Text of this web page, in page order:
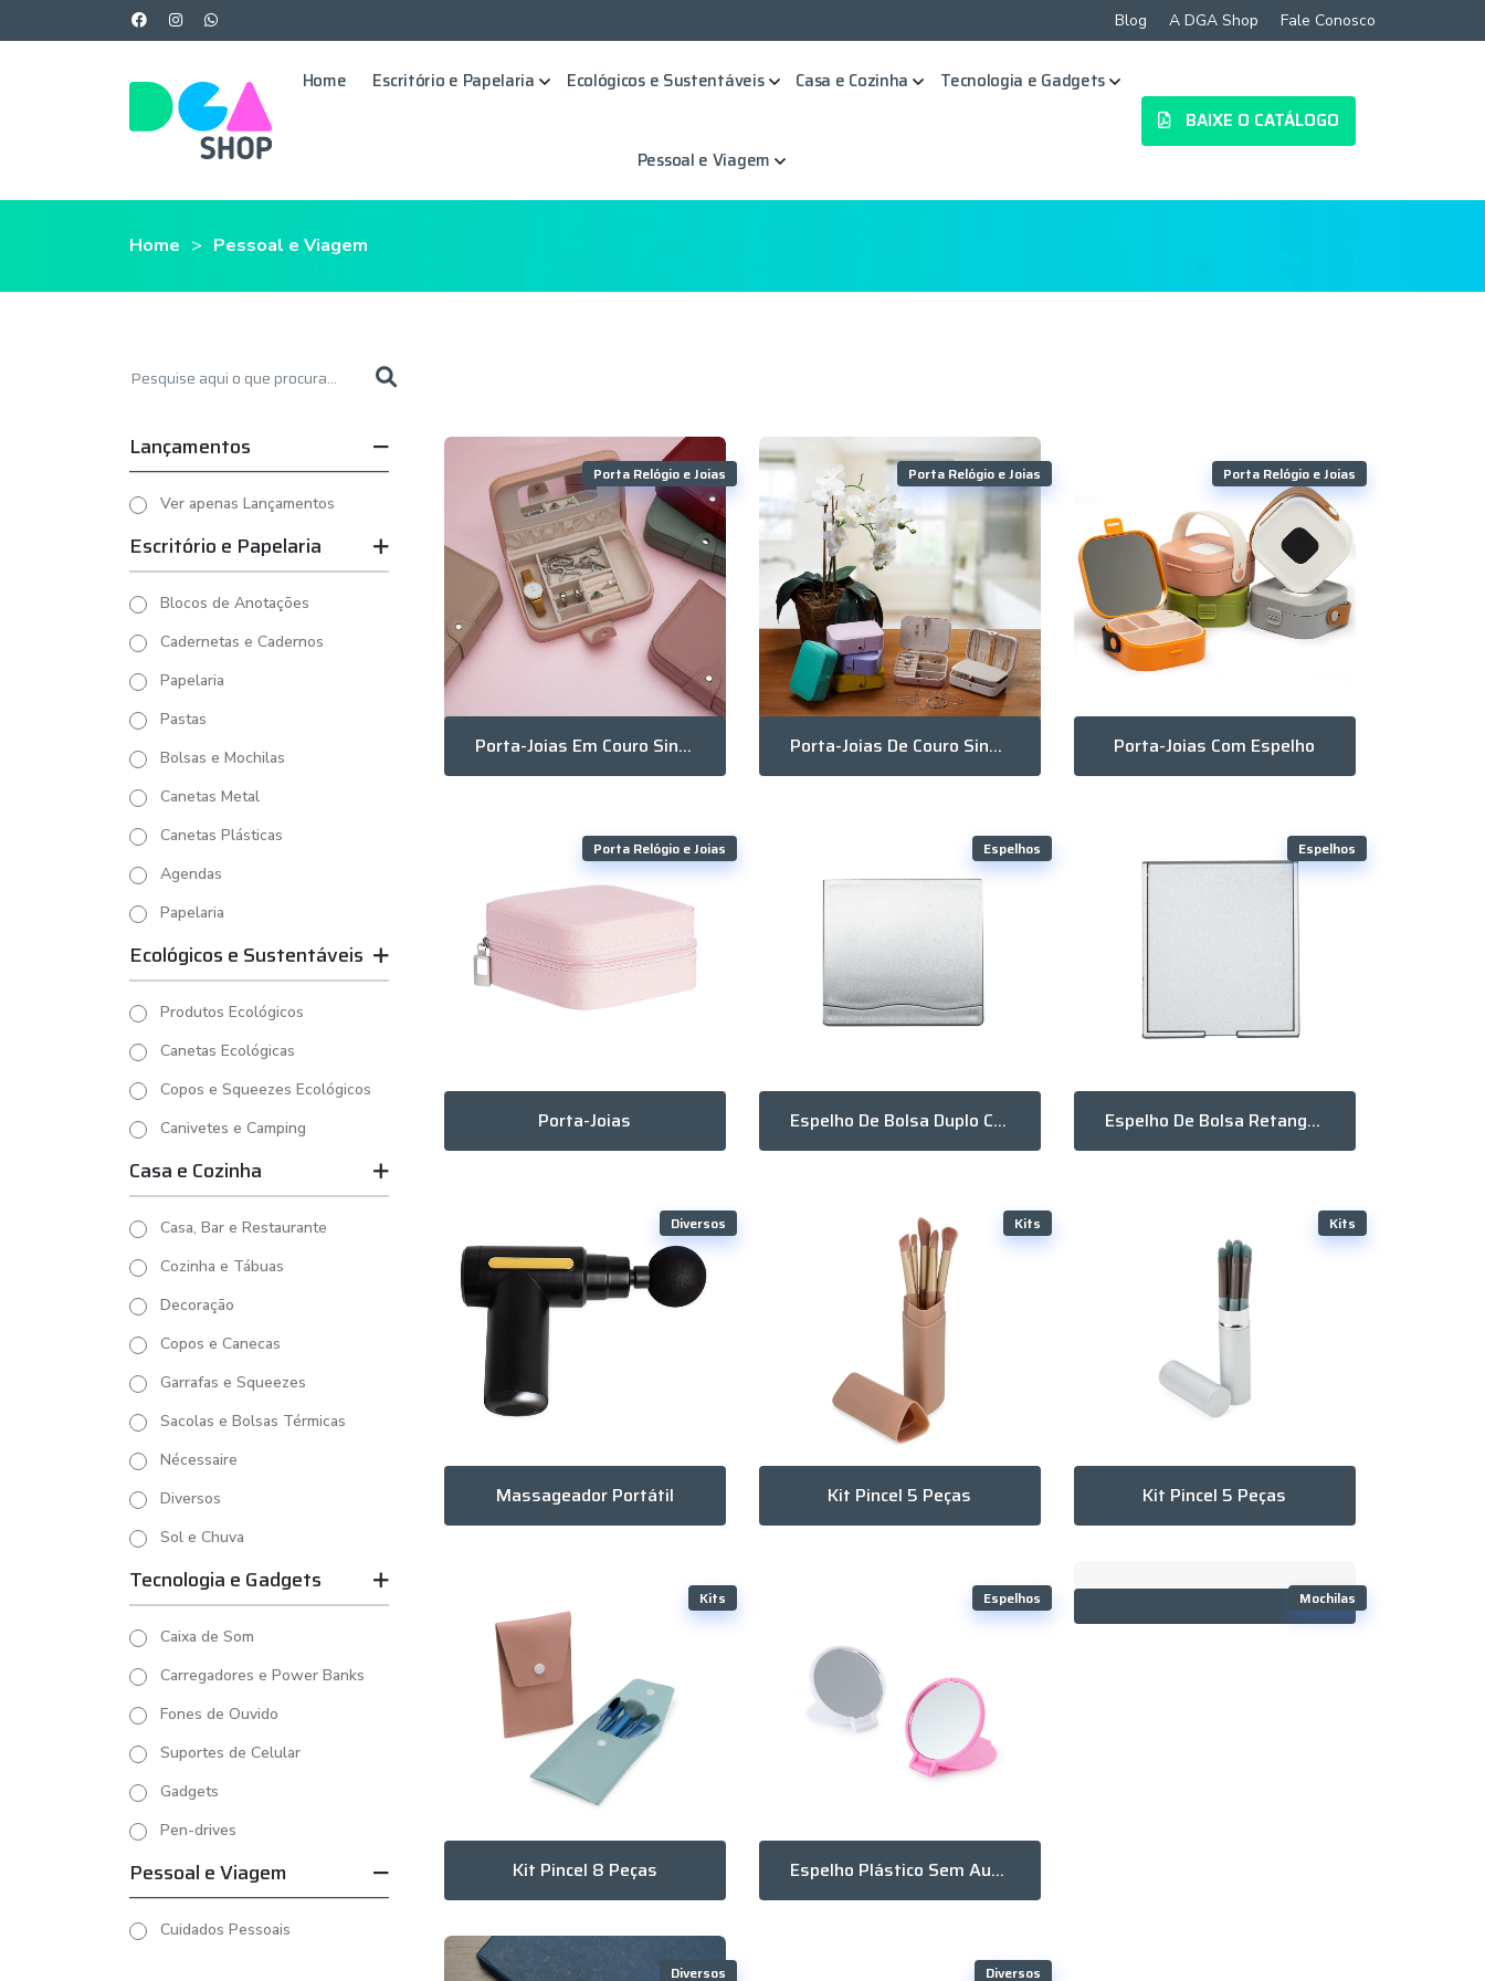
Blog A DGA Shop Fale Conosco
Home Escritório e Papelaria Ecológicos e Sustentáveis Casa e Cozinha Tecnologia e Gadgets
Pessoal e Viagem
BAIXE O CATÁLOGO
Home Pessoal e Viagem
Lançamentos
Ver apenas Lançamentos
Escritório e Papelaria
Blocos de Anotações
Cadernetas e Cadernos
Papelaria
Pastas
Bolsas e Mochilas
Canetas Metal
Canetas Plásticas
Agendas
Papelaria
Ecológicos e Sustentáveis
Produtos Ecológicos
Canetas Ecológicas
Copos e Squeezes Ecológicos
Canivetes e Camping
Casa e Cozinha
Casa, Bar e Restaurante
Cozinha e Tábuas
Decoração
Copos e Canecas
Garrafas e Squeezes
Sacolas e Bolsas Térmicas
Nécessaire
Diversos
Sol e Chuva
Tecnologia e Gadgets
Caixa de Som
Carregadores e Power Banks
Fones de Ouvido
Suportes de Celular
Gadgets
Pen-drives
Pessoal e Viagem
Cuidados Pessoais
Porta Relógio e Joias
Porta-Joias Em Couro Sintético Com Espelho
Porta Relógio e Joias
Porta-Joias De Couro Sintético
Porta Relógio e Joias
Porta-Joias Com Espelho
Porta Relógio e Joias
Porta-Joias
Espelhos
Espelho De Bolsa Duplo Com Aumento
Espelhos
Espelho De Bolsa Retangular
Diversos
Massageador Portátil
Kits
Kit Pincel 5 Peças
Kits
Kit Pincel 5 Peças
Kits
Kit Pincel 8 Peças
Espelhos
Espelho Plástico Sem Aumento
Mochilas
Diversos Diversos